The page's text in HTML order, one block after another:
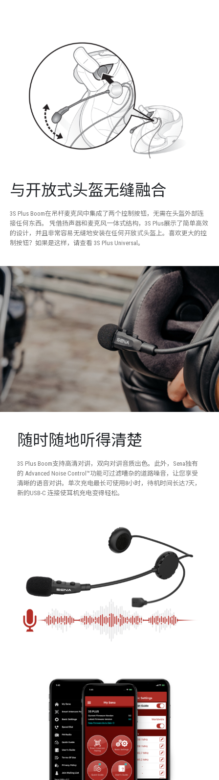
与开放式头盔无缝融合
3S Plus Boom在吊杆麦克风中集成了两个控制按钮，无需在头盔外部连
接任何东西。 凭借扬声器和麦克风一体式结构，3S Plus展示了简单高效
的设计，并且非常容易无缝地安装在任何开放式头盔上。喜欢更大的控
制按钮？如果是这样，请查看 3S Plus Universal。
随时随地听得清楚
3S Plus Boom支持高清对讲，双向对讲音质出色。此外， Sena独有
的 Advanced Noise Control™功能可过滤嘈杂的道路噪音，让您享受
清晰的语音对讲。单次充电最长可使用 8小时，待机时间长达7天，
新的USB-C 连接使耳机充电变得轻松。